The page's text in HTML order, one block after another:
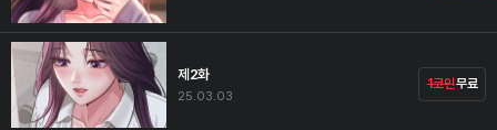
제2화
25.03.03
1코인무료